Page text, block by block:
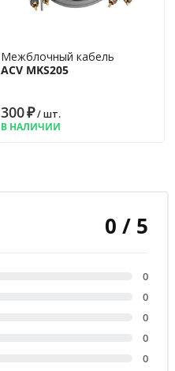
Межблочный кабель
ACV MKS205
300₽/ шт.
В НАЛИЧИИ
0 / 5
0
0
0
0
0